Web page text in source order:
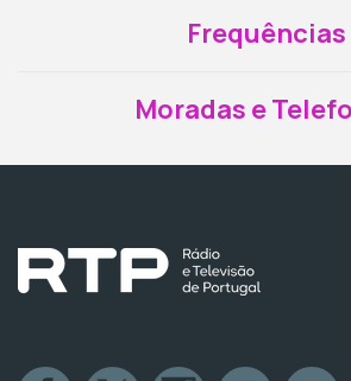
Frequências
Moradas e